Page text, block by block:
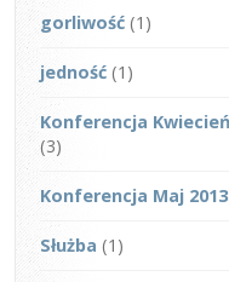
gorliwość (1)
jedność (1)
Konferencja
(3)
Konferencja Maj 2013
Służba (1)